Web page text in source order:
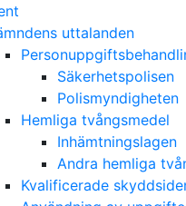
uttalanden
Säkerhetspolisen
Polismyndigheten
Hemliga tvångsmedel
Inhämtningslagen
Andra hemliga
Kvalificerade